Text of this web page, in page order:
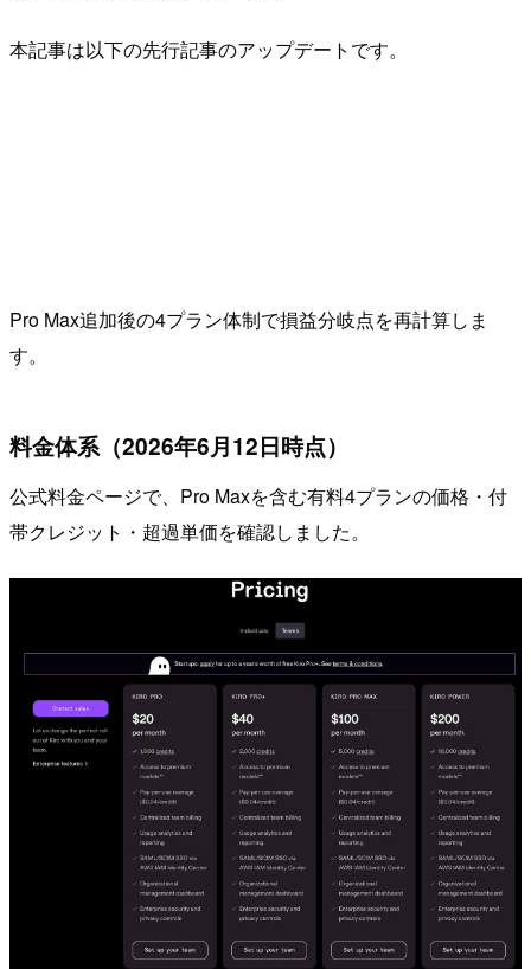
本記事は以下の先行記事のアップデートです。
Pro Max追加後の4プラン体制で損益分岐点を再計算しま
す。
料金体系（2026年6月12日時点）
公式料金ページで、Pro Maxを含む有料4プランの価格・付
帯クレジット・超過単価を確認しました。